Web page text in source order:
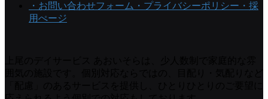
・お問い合わせフォーム ・プライバシーポリシー ・採
用ぺージ